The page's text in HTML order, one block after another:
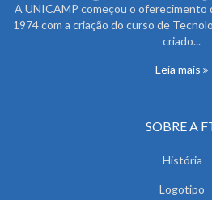
A UNICAMP começou o oferecimento
1974 com a criação do curso de
criado...
Leia mais
SOBRE A
História
Logotipo